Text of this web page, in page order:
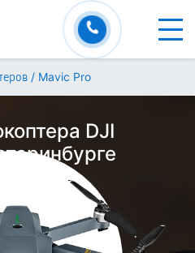
/ Mavic Pro
DJI